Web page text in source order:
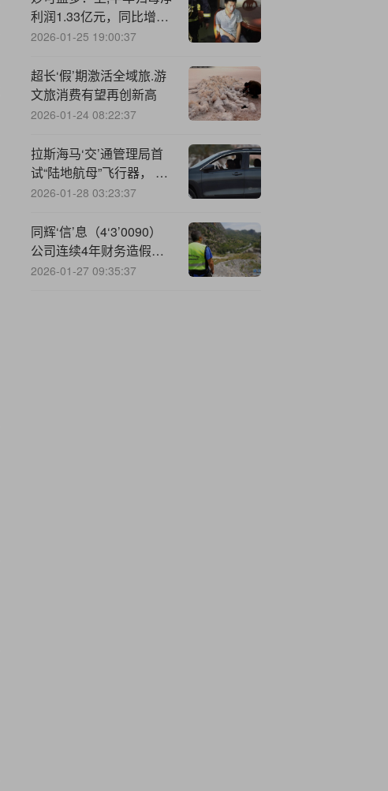
利润1.33亿元，同比增长
86.27%
2026-01-25 19:00:37
超长‘假’期激活全域旅.游
文旅消费有望再创新高
2026-01-24 08:22:37
拉斯海马‘交’通管理局首
试“陆地航母”飞行器， 并
与小鹏汇天签署战略合作
2026-01-28 03:23:37
同辉‘信’息（4‘3’0090）
公司连续4年财务造假，
被证监会行政处罚
2026-01-27 09:35:37